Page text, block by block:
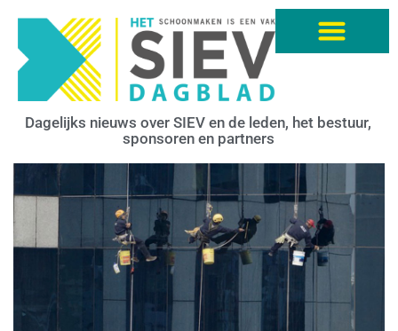
Dagelijks nieuws over SIEV en de leden, het bestuur,
sponsoren en partners